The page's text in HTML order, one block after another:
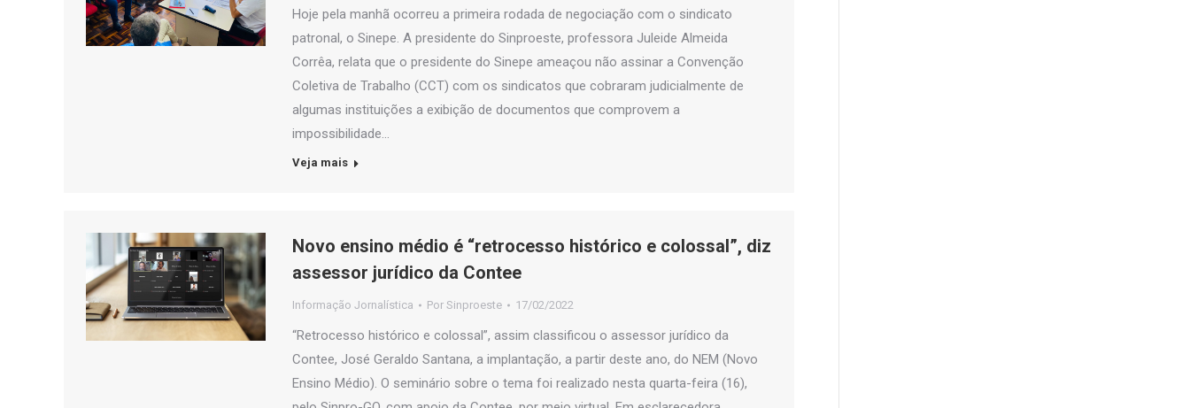
Hoje pela manhã ocorreu a primeira rodada de negociação com o sindicato
patronal, o Sinepe. A presidente do Sinproeste, professora Juleide Almeida
Corrêa, relata que o presidente do Sinepe ameaçou não assinar a Convenção
Coletiva de Trabalho (CCT) com os sindicatos que cobraram judicialmente de
algumas instituições a exibição de documentos que comprovem a
impossibilidade…
Veja mais
Novo ensino médio é “retrocesso histórico e colossal”, diz
assessor jurídico da Contee
Informação Jornalística Por Sinproeste 17/02/2022
“Retrocesso histórico e colossal”, assim classificou o assessor jurídico da
Contee, José Geraldo Santana, a implantação, a partir deste ano, do NEM (Novo
Ensino Médio). O seminário sobre o tema foi realizado nesta quarta-feira (16),